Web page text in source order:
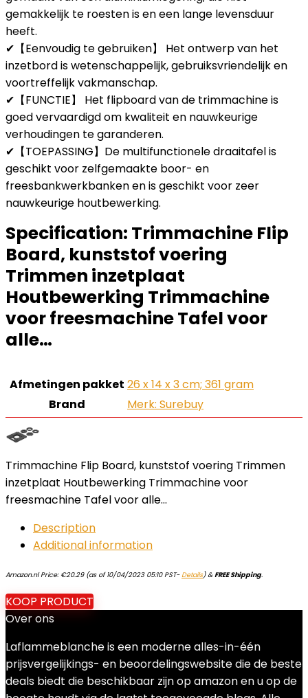
gemakkelijk te roesten is en een lange levensduur
heeft.
✔【Eenvoudig te gebruiken】 Het ontwerp van het
inzetbord is wetenschappelijk, gebruiksvriendelijk en
voortreffelijk vakmanschap.
✔【FUNCTIE】 Het flipboard van de trimmachine is
goed vervaardigd om kwaliteit en nauwkeurige
verhoudingen te garanderen.
✔【TOEPASSING】De multifunctionele draaitafel is
geschikt voor zelfgemaakte boor- en
freesbankwerkbanken en is geschikt voor zeer
nauwkeurige houtbewerking.
Specification: Trimmachine Flip
Board, kunststof voering
Trimmen inzetplaat
Houtbewerking Trimmachine
voor freesmachine Tafel voor
alle…
Afmetingen pakket ‎26 x 14 x 3 cm; 361 gram
Brand
Merk: Surebuy
Trimmachine Flip Board, kunststof voering Trimmen
inzetplaat Houtbewerking Trimmachine voor
freesmachine Tafel voor alle…
Description
Additional information
Amazon.nl Price: €20.29(as of 10/04/2023 05:10 PST-Details)&FREE Shipping.
KOOP PRODUCT
Over ons
Laflammeblanche is een moderne alles-in-één
prijsvergelijkings- en beoordelingswebsite die de beste
deals biedt die beschikbaar zijn op amazon en u op de